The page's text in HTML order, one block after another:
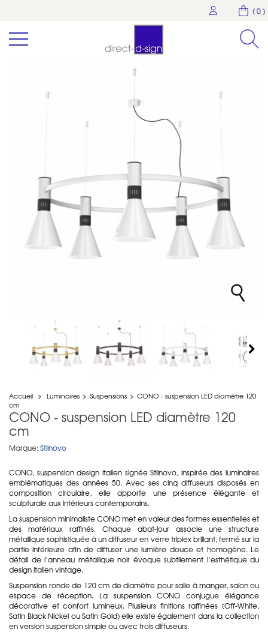
( 0 )
Accueil > Luminaires > Suspensions > CONO - suspension LED diamètre 120
cm
CONO - suspension LED diamètre 120
cm
Marque: Stilnovo
CONO, suspension design italien signée Stilnovo, inspirée des luminaires
emblématiques des années 50. Avec ses cinq diffuseurs disposés en
composition circulaire, elle apporte une présence élégante et
sculpturale aux intérieurs contemporains.
La suspension minimaliste CONO met en valeur des formes essentielles et
des matériaux raffinés. Chaque abat-jour associe une structure
métallique sophistiquée à un diffuseur en verre triplex brillant, fermé sur la
partie inférieure afin de diffuser une lumière douce et homogène. Le
détail de l’anneau métallique noir évoque subtilement l’esthétique du
design italien vintage.
Suspension ronde de 120 cm de diamètre pour salle à manger, salon ou
espace de réception. La suspension CONO conjugue élégance
décorative et confort lumineux. Plusieurs finitions raffinées (Off-White,
Satin Black Nickel ou Satin Gold) elle existe également dans la collection
en version suspension simple ou avec trois diffuseurs.